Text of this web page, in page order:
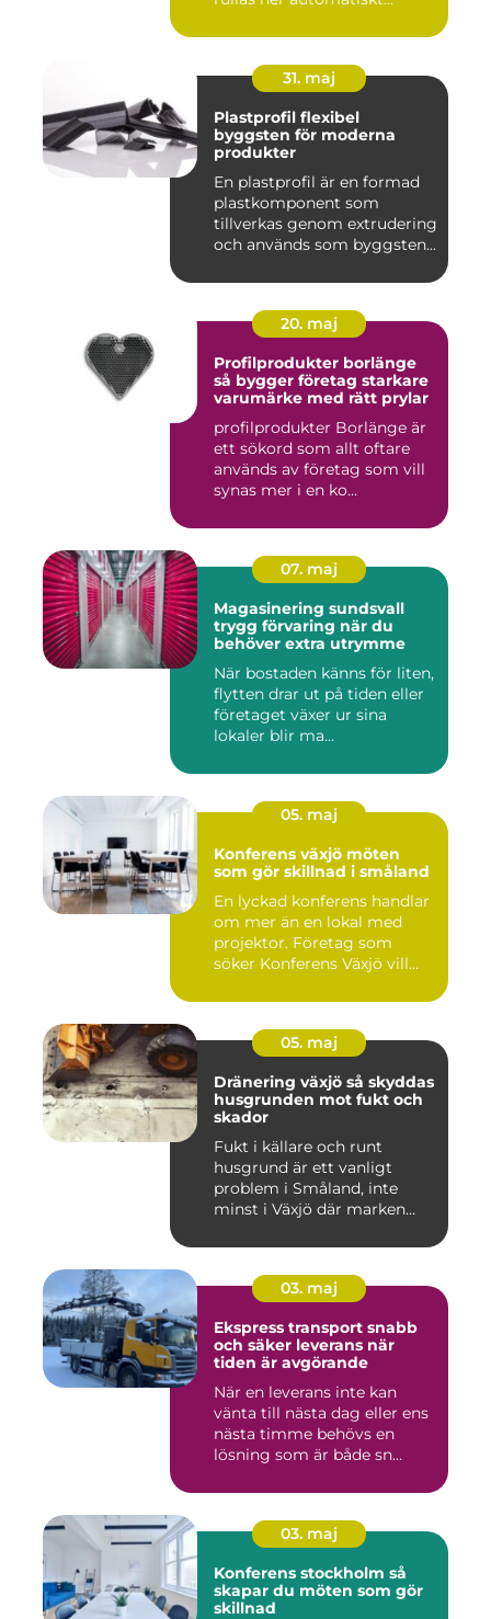
31. maj
Plastprofil flexibel
byggsten för moderna
produkter
En plastprofil är en formad
plastkomponent som
tillverkas genom extrudering
och används som byggsten...
20. maj
Profilprodukter borlänge
så bygger företag starkare
varumärke med rätt prylar
profilprodukter Borlänge är
ett sökord som allt oftare
används av företag som vill
synas mer i en ko...
07. maj
Magasinering sundsvall
trygg förvaring när du
behöver extra utrymme
När bostaden känns för liten,
flytten drar ut på tiden eller
företaget växer ur sina
lokaler blir ma...
05. maj
Konferens växjö möten
som gör skillnad i småland
En lyckad konferens handlar
om mer än en lokal med
projektor. Företag som
söker Konferens Växjö vill...
05. maj
Dränering växjö så skyddas
husgrunden mot fukt och
skador
Fukt i källare och runt
husgrund är ett vanligt
problem i Småland, inte
minst i Växjö där marken
03. maj
Ekspress transport snabb
och säker leverans när
tiden är avgörande
När en leverans inte kan
vänta till nästa dag eller ens
nästa timme behövs en
lösning som är både sn...
03. maj
Konferens stockholm så
skapar du möten som gör
skillnad